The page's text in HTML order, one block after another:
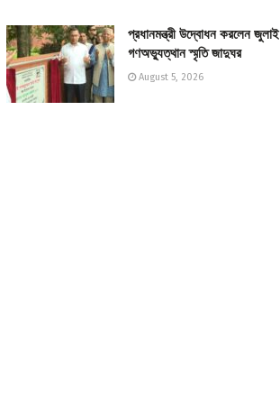
প্রধানমন্ত্রী উদ্বোধন করলেন জুলাই
গণঅভ্যুত্থান স্মৃতি জাদুঘর
August 5, 2026